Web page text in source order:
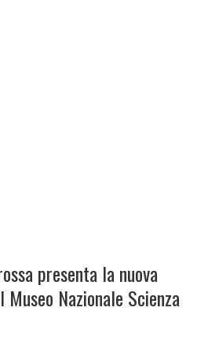
presenta la nuova
Nazionale Scienza